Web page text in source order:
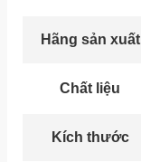
Hãng sản xuất
Chất liệu
Kích thước